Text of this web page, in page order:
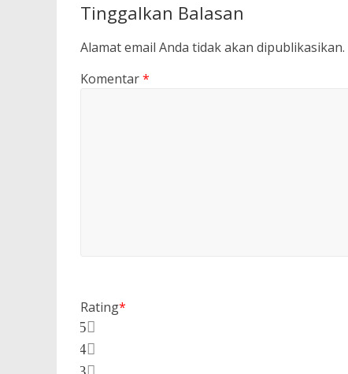
Tinggalkan Balasan
Alamat email Anda tidak akan dipublikasikan.
Komentar*
Rating*
5
4